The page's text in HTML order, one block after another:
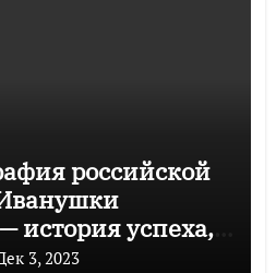
российской
история успеха,
участников
3, 2023